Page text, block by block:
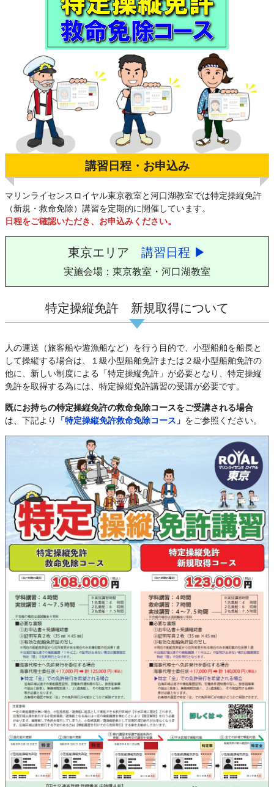
講習日程・お申込み
マリンライセンスロイヤル東京教室と河口湖教室では特定操縦免許
（新規・救命免除）講習を定期的に開催しています。
日程をご確認いただき、お申込みください。
東京エリア 講習日程 ▶
実施会場：東京教室・河口湖教室
特定操縦免許 新規取得について
人の運送（旅客船や遊漁船など）を行う目的で、小型船舶を船長と
して操縦する場合は、１級小型船舶免許または２級小型船舶免許の
他に、新しい制度による「特定操縦免許」が必要となり、特定操縦
免許を取得する為には、特定操縦免許講習の受講が必要です。
既にお持ちの特定操縦免許の救命免除コースをご受講される場合
は、下記より
「特定操縦免許救命免除コース」 をご参照ください。